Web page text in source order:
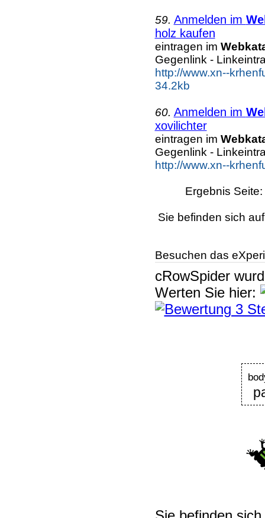
59. Anmelden im
holz kaufen
eintragen im
Gegenlink -
http://www.xn--
34.2kb
60. Anmelden im
xovilichter
eintragen im
Gegenlink -
http://www.xn--
Ergebnis Seite:
Sie befinden sich
Besuchen das
cRowSpider
Werten Sie hier: